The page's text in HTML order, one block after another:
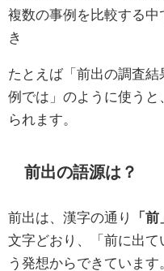
複数の事例を比較する中
き
たとえば「前出の調査
例では」のように使う
られます。
前出の語源は？
前出は、漢字の通り 「
文字どおり、「前に出
う発想からできています